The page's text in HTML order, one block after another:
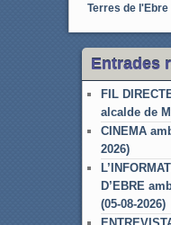
Terres de l'Ebre
Entrades
FIL
alcalde de
CINEMA
2026)
D’EBRE
(05-08-2026)